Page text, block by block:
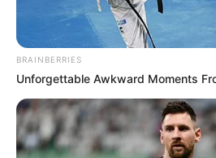
Ambyar! 10 Kalimat Baper
Pakai Bahasa Jawa Ini Bikin
Galau Abis
BRAINBERRIES
Unforgettable Awkward Moments